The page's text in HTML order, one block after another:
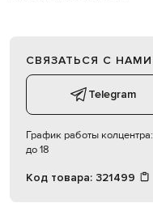
СВЯЗАТЬСЯ С НАМИ
Telegram
График работы колцентра:
до 18
Код товара: 321499